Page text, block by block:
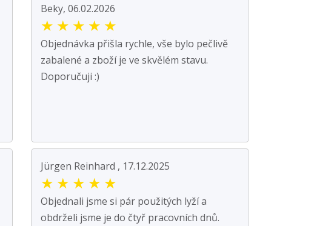
Beky, 06.02.2026
★ ★ ★ ★ ★
Objednávka přišla rychle, vše bylo pečlivě
zabalené a zboží je ve skvělém stavu.
Doporučuji :)
Jürgen Reinhard , 17.12.2025
★ ★ ★ ★ ★
Objednali jsme si pár použitých lyží a
obdrželi jsme je do čtyř pracovních dnů.